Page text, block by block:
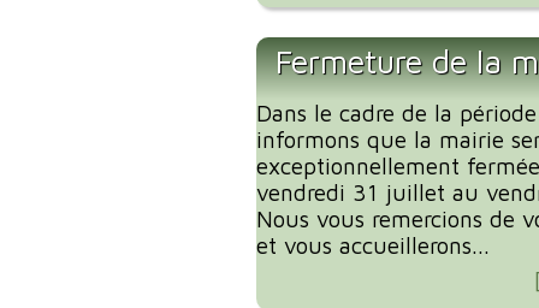
Fermeture de la
Dans le cadre de la
informons que la mairie
exceptionnellement
vendredi 31 juillet au
Nous vous remercions de
et vous accueillerons...